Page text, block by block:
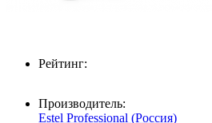
Рейтинг:
Производитель:
Estel Professional (Россия)